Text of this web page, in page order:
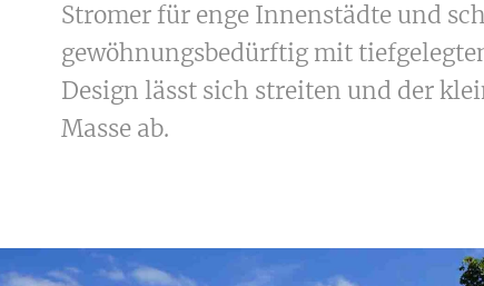
Stromer für enge Innenstädte und
gewöhnungsbedürftig mit
Design lässt sich streiten und der
Masse ab.